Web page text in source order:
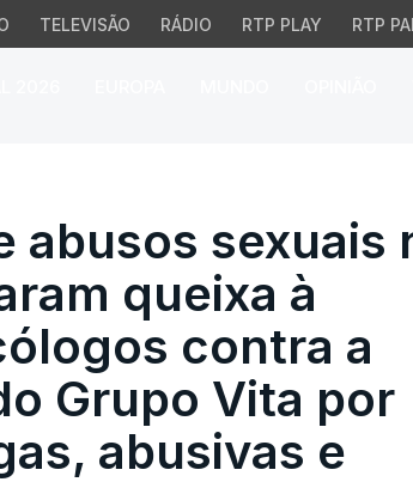
TELEVISÃO RÁDIO RTP PLAY RTP
sexuais
abusos sexuais
queixa à
contra a
Grupo Vita por
abusivas e